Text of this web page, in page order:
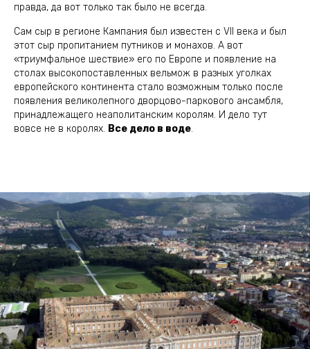
правда, да вот только так было не всегда.
Сам сыр в регионе Кампания был известен с VII века и был
этот сыр пропитанием путников и монахов. А вот
«триумфальное шествие» его по Европе и появление на
столах высокопоставленных вельмож в разных уголках
европейского континента стало возможным только после
появления великолепного дворцово-паркового ансамбля,
принадлежащего неаполитанским королям. И дело тут
вовсе не в королях. Все дело в воде.